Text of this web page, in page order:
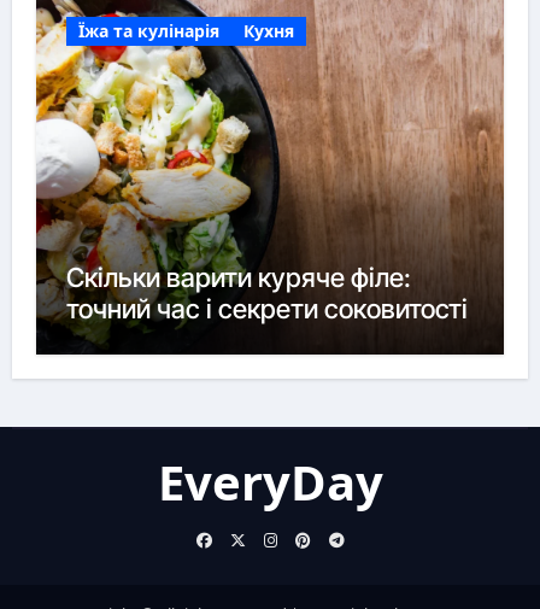
Їжа та кулінарія Кухня
Скільки варити куряче філе:
точний час і секрети соковитості
EveryDay